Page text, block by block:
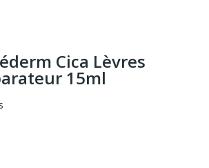
Cica Lèvres
15ml